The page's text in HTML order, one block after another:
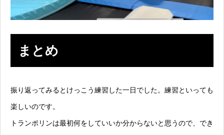
まとめ
振り返ってみるとけっこう練習した一日でした。練習といっても
楽しいのです。
トランポリンは最初何をしていいか分からないと思うので、でき